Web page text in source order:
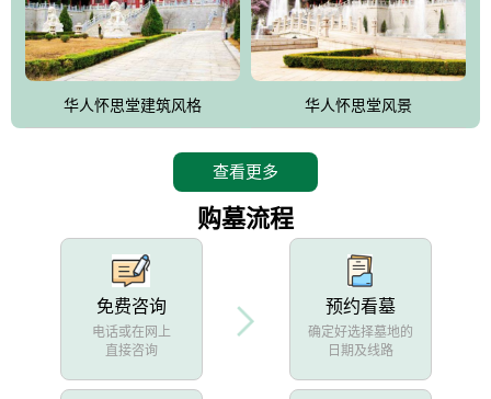
华人怀思堂建筑风格 华人怀思堂风景
查看更多
购墓流程
免费咨询
电话或在网上
直接咨询
预约看墓
确定好选择墓地的
日期及线路